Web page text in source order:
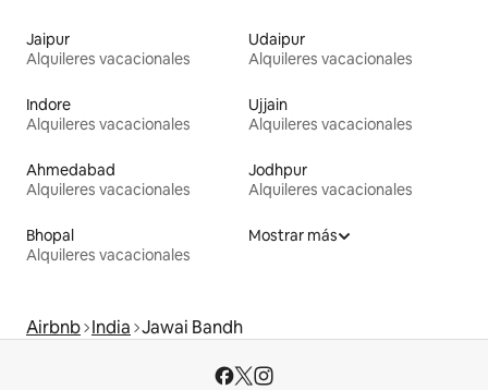
Jaipur
Alquileres vacacionales
Udaipur
Alquileres vacacionales
Indore
Alquileres vacacionales
Ujjain
Alquileres vacacionales
Ahmedabad
Alquileres vacacionales
Jodhpur
Alquileres vacacionales
Bhopal
Alquileres vacacionales
Mostrar más
Airbnb India Jawai Bandh